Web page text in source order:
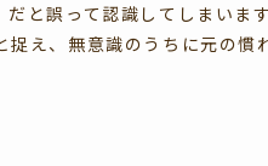
と誤って認識してしまいま
捉え、無意識のうちに元の慣